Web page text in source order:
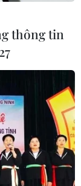
thông tin